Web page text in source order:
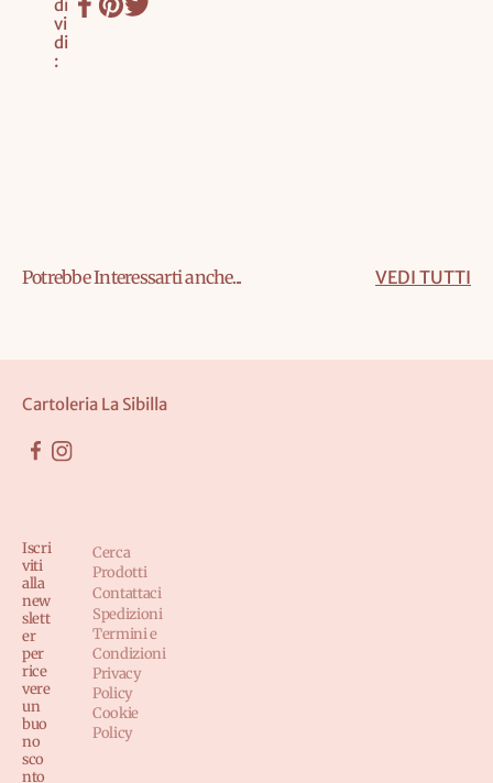
di
vi
di
:
Potrebbe Interessarti anche... VEDI TUTTI
Cartoleria La Sibilla
Iscri
viti
alla
new
slett
er
per
rice
vere
un
buo
no
sco
nto
Cerca
Prodotti
Contattaci
Spedizioni
Termini e
Condizioni
Privacy
Policy
Cookie
Policy